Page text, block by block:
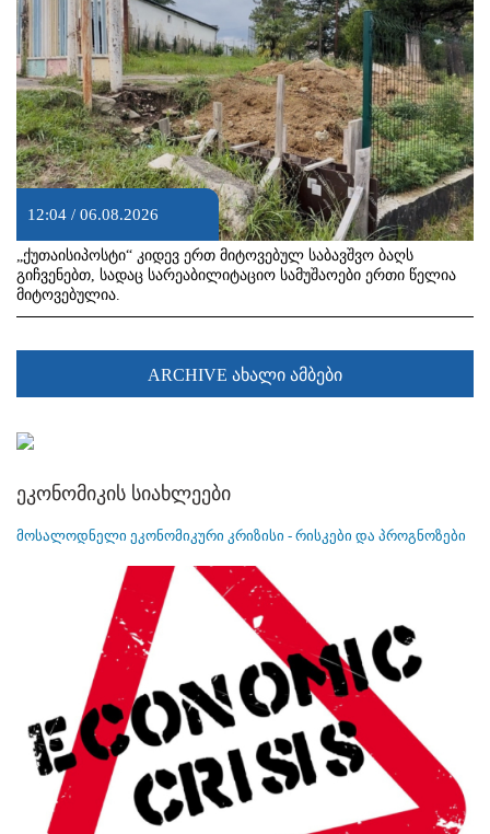
12:04 / 06.08.2026
„ქუთაისიპოსტი“ კიდევ ერთ მიტოვებულ საბავშვო ბაღს
გიჩვენებთ, სადაც სარეაბილიტაციო სამუშაოები ერთი წელია
მიტოვებულია.
ARCHIVE ახალი ამბები
ეკონომიკის სიახლეები
მოსალოდნელი ეკონომიკური კრიზისი - რისკები და პროგნოზები